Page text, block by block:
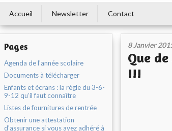
Accueil Newsletter Contact
Pages
Agenda de l'année scolaire
Documents à télécharger
Enfants et écrans : la règle du 3-6-
9-12 qu’il faut connaître
Listes de fournitures de rentrée
Obtenir une attestation
d'assurance si vous avez adhéré à
8 Janvier
Que
!!!